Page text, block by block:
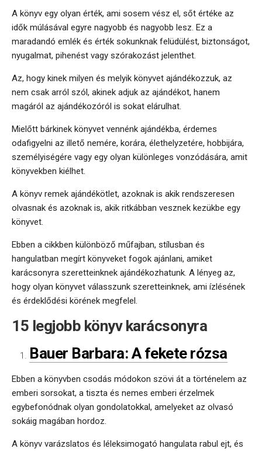
A könyv egy olyan érték, ami sosem vész el, sőt értéke az
idők múlásával egyre nagyobb és nagyobb lesz. Ez a
maradandó emlék és érték sokunknak felüdülést, biztonságot,
nyugalmat, pihenést vagy szórakozást jelenthet.
Az, hogy kinek milyen és melyik könyvet ajándékozzuk, az
nem csak arról szól, akinek adjuk az ajándékot, hanem
magáról az ajándékozóról is sokat elárulhat.
Mielőtt bárkinek könyvet vennénk ajándékba, érdemes
odafigyelni az illető nemére, korára, élethelyzetére, hobbijára,
személyiségére vagy egy olyan különleges vonzódására, amit
könyvekben kiélhet.
A könyv remek ajándékötlet, azoknak is akik rendszeresen
olvasnak és azoknak is, akik ritkábban vesznek kezükbe egy
könyvet.
Ebben a cikkben különböző műfajban, stílusban és
hangulatban megírt könyveket fogok ajánlani, amiket
karácsonyra szeretteinknek ajándékozhatunk. A lényeg az,
hogy olyan könyvet válasszunk szeretteinknek, ami ízlésének
és érdeklődési körének megfelel.
15 legjobb könyv karácsonyra
Bauer Barbara: A fekete rózsa
Ebben a könyvben csodás módokon szövi át a történelem az
emberi sorsokat, a tiszta és nemes emberi érzelmek
egybefonódnak olyan gondolatokkal, amelyeket az olvasó
sokáig magában hordoz.
A könyv varázslatos és léleksimogató hangulata rabul ejt, és